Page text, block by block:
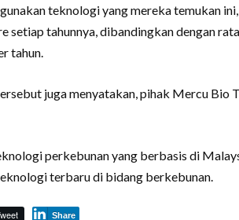
teknologi yang mereka temukan
setiap tahunnya, dibandingkan dengan
tahun.
juga menyatakan, pihak Mercu Bio
perkebunan yang berbasis di
terbaru di bidang berkebunan.
Share